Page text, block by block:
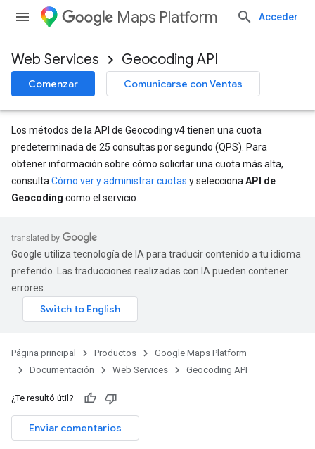
Maps Platform Acceder
Web Services Geocoding API
Comenzar Comunicarse con Ventas
Los métodos de la API de Geocoding v4 tienen una cuota
predeterminada de 25 consultas por segundo (QPS). Para
obtener información sobre cómo solicitar una cuota más alta,
consulta Cómo ver y administrar cuotas y selecciona API de
Geocoding como el servicio.
Google utiliza tecnología de IA para traducir contenido a tu idioma
preferido. Las traducciones realizadas con IA pueden contener
errores.
Página principal Productos
Google Maps Platform
Documentación
Web Services Geocoding API
¿Te resultó útil?
Enviar comentarios